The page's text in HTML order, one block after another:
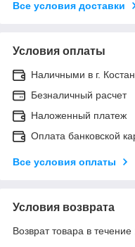
Все условия доставки
Условия оплаты
Наличными в г.
Безналичный расчет
Наложенный платеж
Оплата банковской
Все условия оплаты
Условия возврата
Возврат товара в